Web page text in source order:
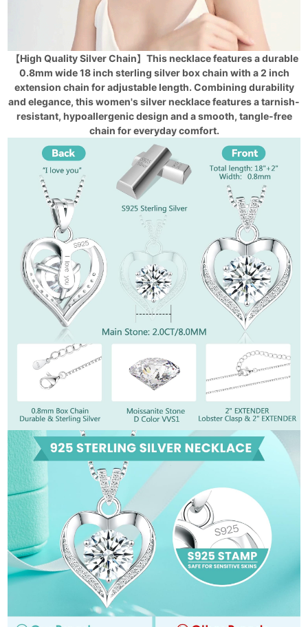
【High Quality Silver Chain】This necklace features a durable
0.8mm wide 18 inch sterling silver box chain with a 2 inch
extension chain for adjustable length. Combining durability
and elegance, this women's silver necklace features a tarnish-
resistant, hypoallergenic design and a smooth, tangle-free
chain for everyday comfort.